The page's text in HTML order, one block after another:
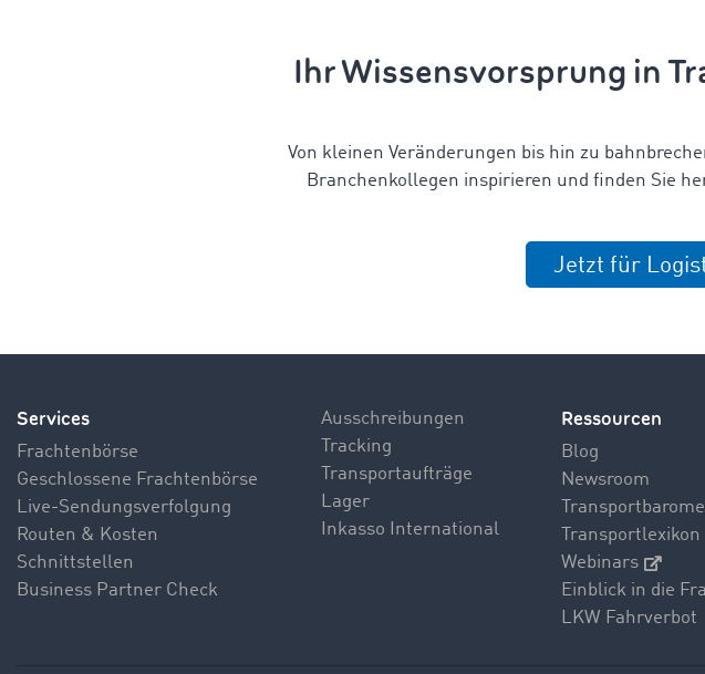
Ihr Wissensvorsprung in
Von kleinen Veränderungen bis hin zu
Branchenkollegen inspirieren und finden Sie
Jetzt für
Services
Frachtenbörse
Geschlossene Frachtenbörse
Live-Sendungsverfolgung
Routen & Kosten
Schnittstellen
Business Partner Check
Ausschreibungen
Tracking
Transportaufträge
Lager
Inkasso International
Ressourcen
Blog
Newsroom
Transportlexikon
Webinars
Einblick in die
LKW Fahrverbot